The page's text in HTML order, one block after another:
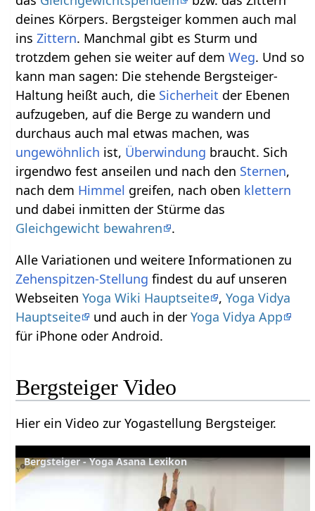
deines Körpers. Bergsteiger kommen auch mal
insZittern. Manchmal gibt es Sturm und
trotzdem gehen sie weiter auf demWeg. Und so
kann man sagen: Die stehende Bergsteiger-
Haltung heißt auch, die Sicherheit der Ebenen
aufzugeben, auf die Berge zu wandern und
durchaus auch mal etwas machen, was
ungewöhnlich ist, Überwindung braucht. Sich
irgendwo fest anseilen und nach den Sternen,
nach dem Himmel greifen, nach oben klettern
und dabei inmitten der Stürme das
Gleichgewicht bewahren
.
Alle Variationen und weitere Informationen zu
Zehenspitzen-Stellung findest du auf unseren
WebseitenYoga Wiki Hauptseite ,Yoga Vidya
Hauptseite
und auch in derYoga Vidya App
für iPhone oder Android.
Bergsteiger Video
Hier ein Video zur Yogastellung Bergsteiger.
Bergsteiger - Yoga Asana Lexikon